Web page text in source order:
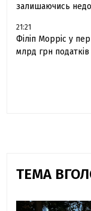
залишаючись
21:21
Філіп Морріс у
млрд грн податків
ТЕМА